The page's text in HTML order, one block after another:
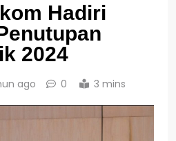
Hadiri
2024
ago 0 3 mins